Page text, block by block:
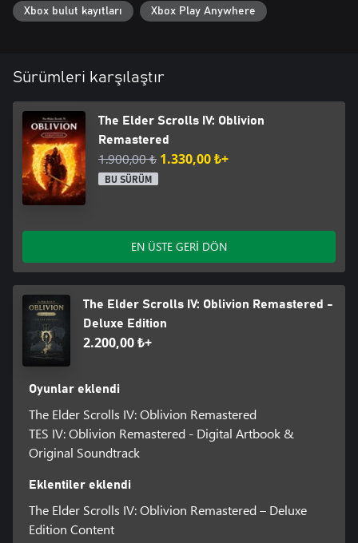
https://eulas.bethesda.net/oblivion-remaster
Xbox bulut kayıtları Xbox Play Anywhere
Sürümleri karşılaştır
The Elder Scrolls IV: Oblivion
Remastered
1.900,00 ₺ 1.330,00 ₺+
BU SÜRÜM
EN ÜSTE GERİ DÖN
The Elder Scrolls IV: Oblivion Remastered -
Deluxe Edition
2.200,00 ₺+
Oyunlar eklendi
The Elder Scrolls IV: Oblivion Remastered
TES IV: Oblivion Remastered - Digital Artbook &
Original Soundtrack
Eklentiler eklendi
The Elder Scrolls IV: Oblivion Remastered – Deluxe
Edition Content